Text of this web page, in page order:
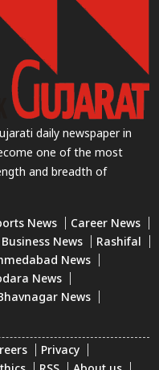
daily newspaper in
one of the most
and breadth of
News
Career News
Business News
Rashifal
News
News
News
Privacy